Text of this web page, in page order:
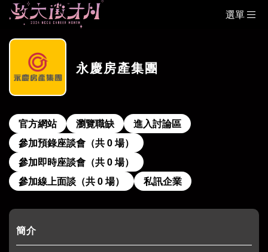
選單
永慶房產集團
官方網站 瀏覽職缺
進入討論區
參加預錄座談會（共 0 場）
參加即時座談會（共 0 場）
參加線上面談（共 0 場）
私訊企業
簡介